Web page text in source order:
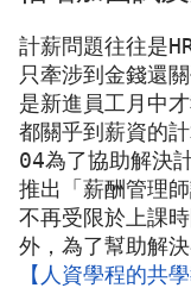
計薪問題往往是
只牽涉到金錢還
是新進員工月中
都關乎到薪資的
04為了協助解決
推出「薪酬管理
不再受限於上課
外，為了幫助解
【人資學程的共學